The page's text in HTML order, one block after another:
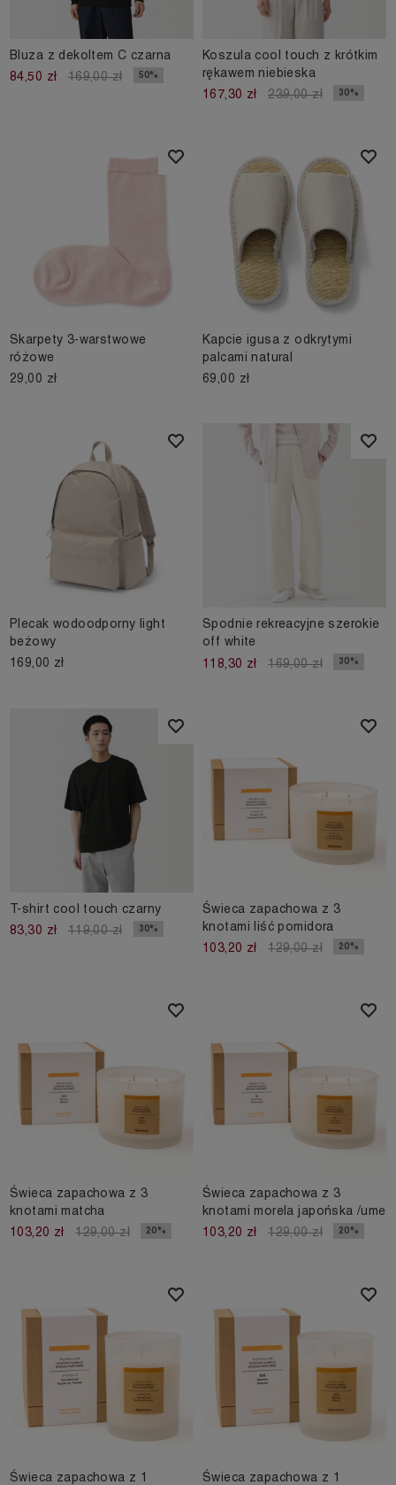
Bluza z dekoltem C czarna
84,50 zł
169,00 zł 50%
Koszula cool touch z krótkim
rękawem niebieska
167,30 zł
239,00 zł 30%
Skarpety 3-warstwowe
różowe
29,00 zł
Kapcie igusa z odkrytymi
palcami natural
69,00 zł
Plecak wodoodporny light
beżowy
169,00 zł
Spodnie rekreacyjne szerokie
off white
118,30 zł
169,00 zł 30%
T-shirt cool touch czarny
83,30 zł
119,00 zł 30%
Świeca zapachowa z 3
knotami liść pomidora
103,20 zł
129,00 zł 20%
Świeca zapachowa z 3
knotami matcha
103,20 zł
129,00 zł 20%
Świeca zapachowa z 3
knotami morela japońska /ume
103,20 zł
129,00 zł 20%
Świeca zapachowa z 1
Świeca zapachowa z 1